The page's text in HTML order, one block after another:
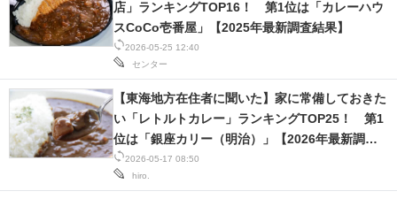
2026-05-25 12:40
センター
店」ランキングTOP16！ 第1位は「カレーハウ
スCoCo壱番屋」【2025年最新調査結果】
2026-05-17 08:50
hiro.
【東海地方在住者に聞いた】家に常備しておきた
い「レトルトカレー」ランキングTOP25！ 第1
位は「銀座カリー（明治）」【2026年最新調査
結果】